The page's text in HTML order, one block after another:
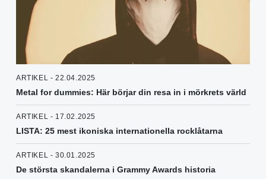
ARTIKEL - 22.04.2025
Metal for dummies: Här börjar din resa in i mörkrets värld
ARTIKEL - 17.02.2025
LISTA: 25 mest ikoniska internationella rocklåtarna
ARTIKEL - 30.01.2025
De största skandalerna i Grammy Awards historia